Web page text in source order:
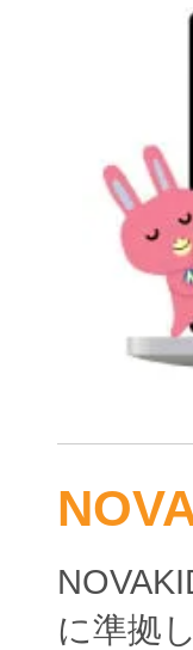
に準拠